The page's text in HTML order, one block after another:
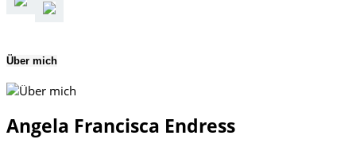
Über mich
Angela Francisca Endress